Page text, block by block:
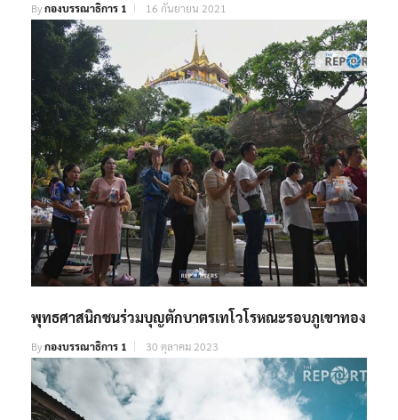
Byกองบรรณาธิการ 1 16 กันยายน 2021
พุทธศาสนิกชนร่วมบุญตักบาตรเทโวโรหณะรอบภูเขาทอง
Byกองบรรณาธิการ 1 30 ตุลาคม 2023